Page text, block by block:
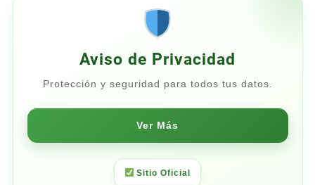
Aviso de Privacidad
Protección y seguridad para todos tus datos.
Ver Más
Sitio Oficial